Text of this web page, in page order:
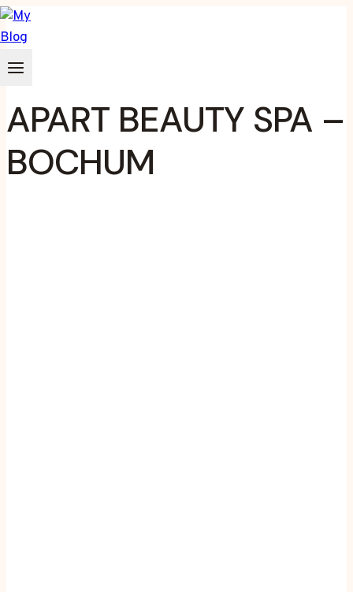
Zum
Inhalt
springen
APART BEAUTY SPA –
BOCHUM